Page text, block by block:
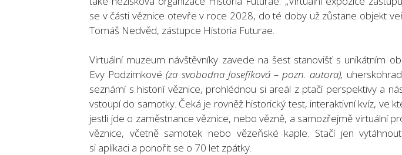
se v části věznice otevře v roce 2028, do té doby už zůstane objekt
Tomáš Nedvěd, zástupce Historia Futurae.
Virtuální muzeum návštěvníky zavede na šest stanovišť s unikátním
Evy Podzimkové(za svobodna Josefíková – pozn. autora),
seznámí s historií věznice, prohlédnou si areál z ptačí perspektivy a
vstoupí do samotky. Čeká je rovněž historický test, interaktivní kvíz, ve
jestli jde o zaměstnance věznice, nebo vězně, a samozřejmě virtuální
věznice, včetně samotek nebo vězeňské kaple. Stačí jen
si aplikaci a ponořit se o 70 let zpátky.